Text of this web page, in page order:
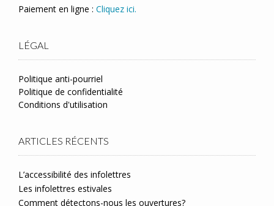
Paiement en ligne : Cliquez ici.
LÉGAL
Politique anti-pourriel
Politique de confidentialité
Conditions d'utilisation
ARTICLES RÉCENTS
L’accessibilité des infolettres
Les infolettres estivales
Comment détectons-nous les ouvertures?